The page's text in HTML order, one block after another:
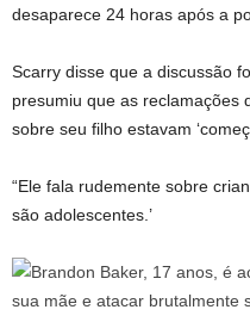
desaparece 24 horas após a
Scarry disse que a discussão
presumiu que as reclamações
sobre seu filho estavam
“Ele fala rudemente sobre
são adolescentes.’